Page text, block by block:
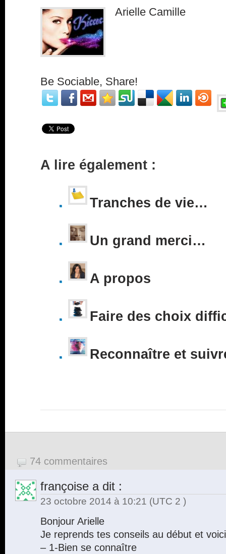
Arielle Camille
Be Sociable, Share!
A lire également :
Tranches de vie…
Un grand merci…
A propos
Faire des choix
Reconnaître et
74 commentaires
françoise a dit :
23 octobre 2014 à 10:21 (UTC 2 )
Bonjour Arielle
Je reprends tes conseils au début et
– 1-Bien se connaître